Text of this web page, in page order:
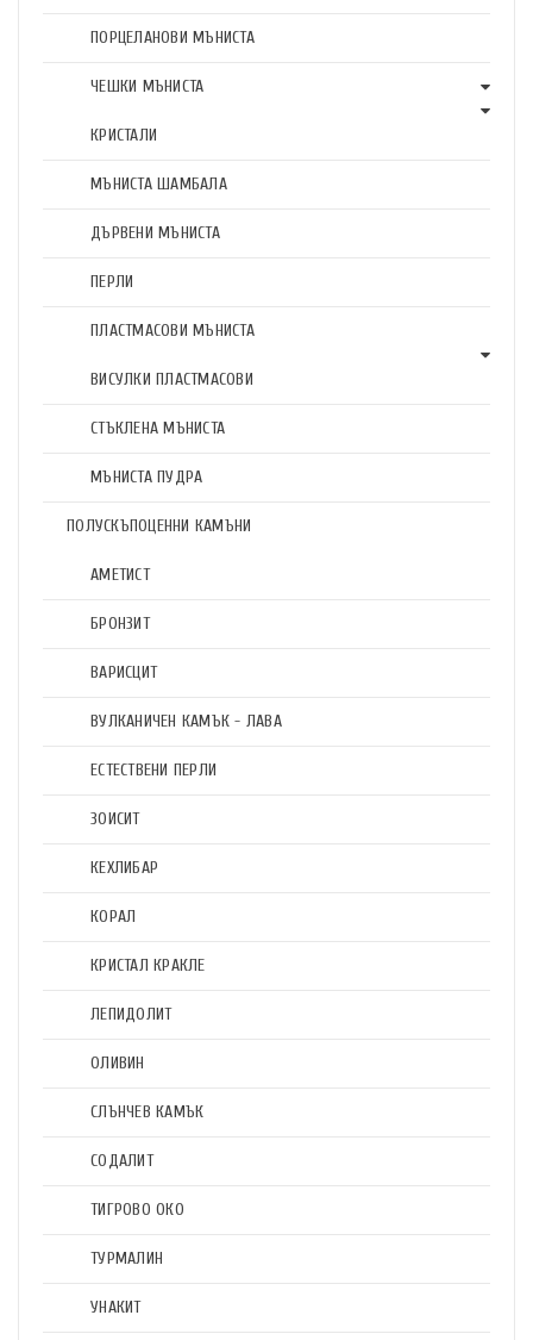
ПОРЦЕЛАНОВИ МЪНИСТА
ЧЕШКИ МЪНИСТА
КРИСТАЛИ
МЪНИСТА ШАМБАЛА
ДЪРВЕНИ МЪНИСТА
ПЕРЛИ
ПЛАСТМАСОВИ МЪНИСТА
ВИСУЛКИ ПЛАСТМАСОВИ
СТЪКЛЕНА МЪНИСТА
МЪНИСТА ПУДРА
ПОЛУСКЪПОЦЕННИ КАМЪНИ
АМЕТИСТ
БРОНЗИТ
ВАРИСЦИТ
ВУЛКАНИЧЕН КАМЪК - ЛАВА
ЕСТЕСТВЕНИ ПЕРЛИ
ЗОИСИТ
КЕХЛИБАР
КОРАЛ
КРИСТАЛ КРАКЛЕ
ЛЕПИДОЛИТ
ОЛИВИН
СЛЪНЧЕВ КАМЪК
СОДАЛИТ
ТИГРОВО ОКО
ТУРМАЛИН
УНАКИТ